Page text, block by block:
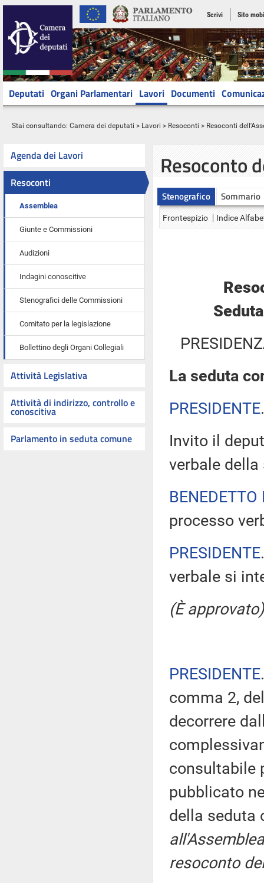
Scrivi Sito
Deputati Organi Parlamentari Lavori Documenti
Stai consultando: Camera dei deputati > Lavori > Resoconti > Resoconti
Agenda dei Lavori
Resoconti
Assemblea
Giunte e Commissioni
Audizioni
Indagini conoscitive
Stenografici delle Commissioni
Comitato per la legislazione
Bollettino degli Organi Collegiali
Attività Legislativa
Attività di indirizzo, controllo e
conoscitiva
Parlamento in seduta comune
Resoconto
Stenografico Sommario
Frontespizio Indice
La seduta
PRESIDENTE
Invito il
verbale della
processo
PRESIDENTE
verbale si
(È approvato)
PRESIDENTE
comma 2,
decorrere
consultabile
pubblicato
della seduta
resoconto